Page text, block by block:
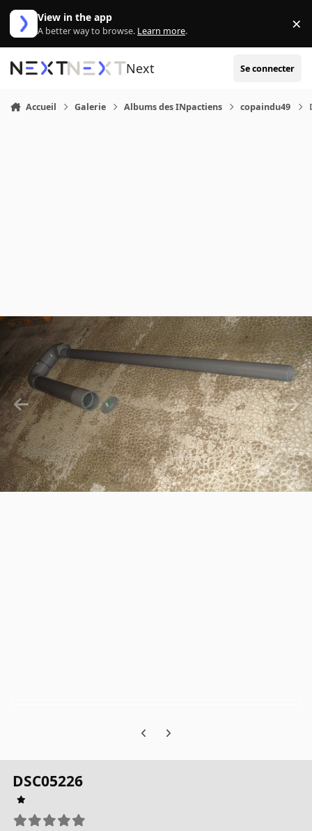
Aller au contenu
View in the app
A better way to browse. Learn more. ×
Next Se connecter
Accueil Galerie Albums des INpactiens copaindu49
Previous carousel slide
Next carousel slide
DSC05226